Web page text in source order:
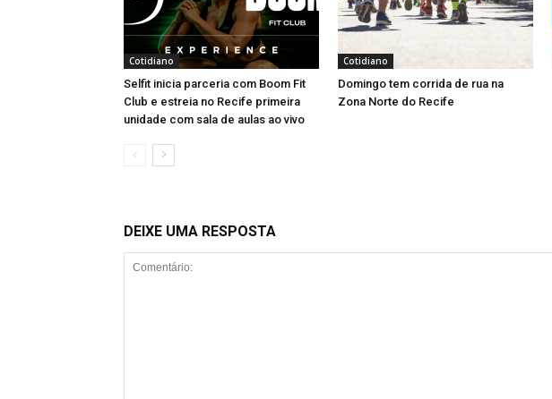
Cotidiano
Selfit inicia parceria com Boom Fit
Club e estreia no Recife primeira
unidade com sala de aulas ao vivo
Cotidiano
Domingo tem corrida de rua na
Zona Norte do Recife
DEIXE UMA RESPOSTA